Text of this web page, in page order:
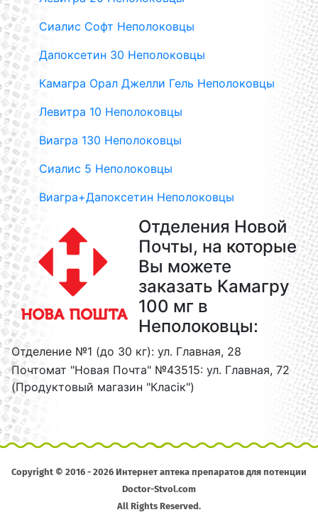
Сиалис Софт Неполоковцы
Дапоксетин 30 Неполоковцы
Камагра Орал Джелли Гель Неполоковцы
Левитра 10 Неполоковцы
Виагра 130 Неполоковцы
Сиалис 5 Неполоковцы
Виагра+Дапоксетин Неполоковцы
Отделения Новой
Почты, на которые
Вы можете
заказать Камагру
100 мг в
Неполоковцы:
Отделение №1 (до 30 кг): ул. Главная, 28
Почтомат "Новая Почта" №43515: ул. Главная, 72
(Продуктовый магазин "Класік")
Copyright © 2016 - 2026 Интернет аптека препаратов для потенции
Doctor-Stvol.com
All Rights Reserved.